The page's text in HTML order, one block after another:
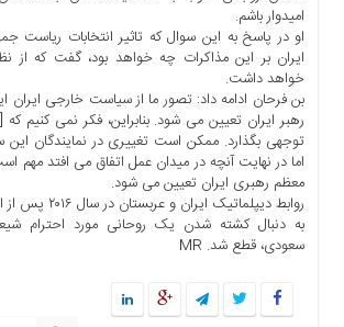
اخبار
سایت
ارتباط
برگه
نمونه
تعرفه
امیدوار باشم.
او در پاسخ به این سوال که تاثیر انتخابات ریاست
ایران بر این مذاکرات چه خواهد بود، گفت که از
خواهد داشت.
بن فرحان ادامه داد: تصور ما از سیاست خارجی
رهبر ایران تعیین می شود. بنابراین، فکر نمی کنیم که
توجهی بگذارد. ممکن است تغییری در نمایندگان
اما در نهایت آنچه در میدان عمل اتفاق می افتد مهم
معظم رهبری ایران تعیین می شود.
روابط دیپلماتیک
به دنبال کشته شدن یک روحانی مورد احترام
سعودی، قطع شد. MR